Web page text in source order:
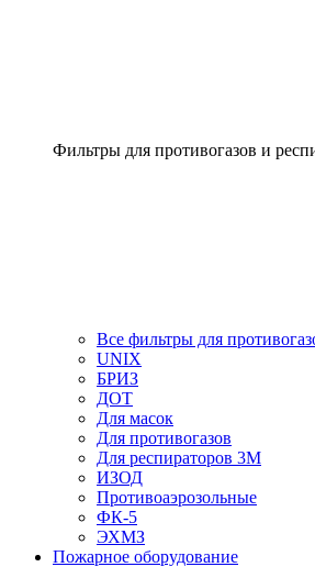
Фильтры для противогазов и
Все фильтры для
UNIX
БРИЗ
ДОТ
Для масок
Для противогазов
Для респираторов 3М
ИЗОД
Противоаэрозольные
ФК-5
ЭХМЗ
Пожарное оборудование